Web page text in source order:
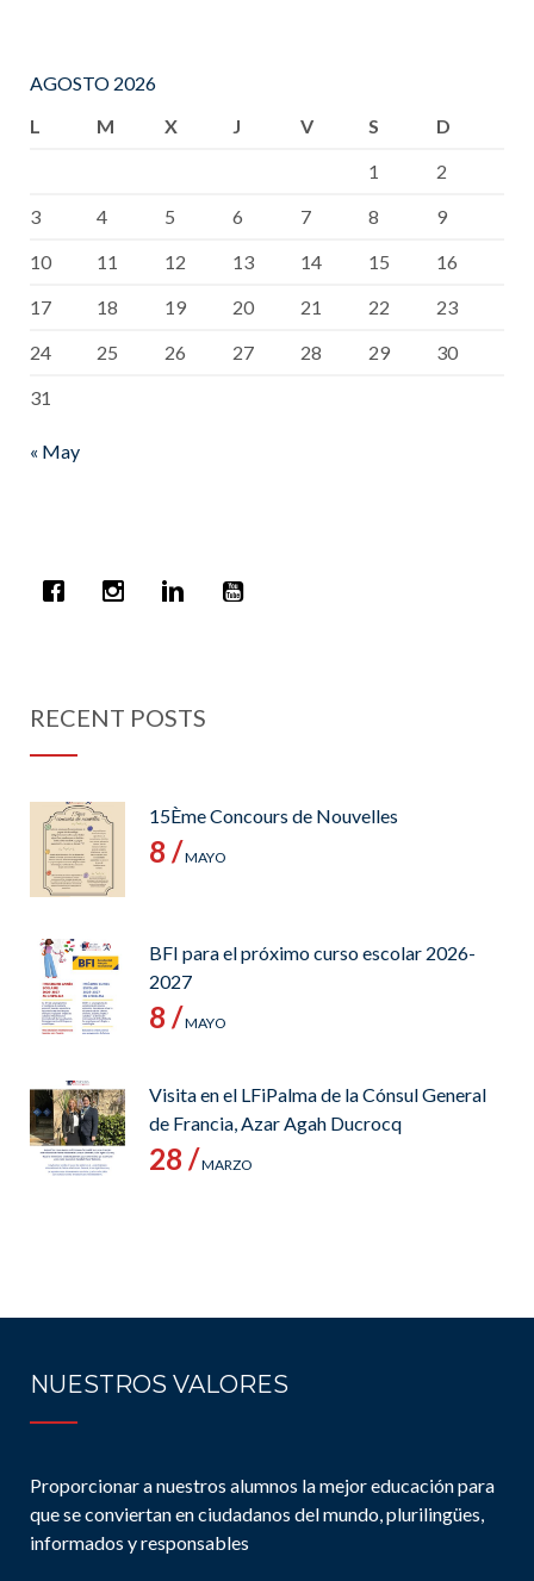
AGOSTO 2026
L
M X J V S
D
1
2
3
4 5 6 7 8
9
10
11 12 13 14 15
16
17
18 19 20 21 22
23
24
25 26 27 28 29
30
31
« May
RECENT POSTS
15Ème Concours de Nouvelles
8 /MAYO
BFI para el próximo curso escolar 2026-
2027
8 /MAYO
Visita en el LFiPalma de la Cónsul General
de Francia, Azar Agah Ducrocq
28 /MARZO
NUESTROS VALORES
Proporcionar a nuestros alumnos la mejor educación para
que se conviertan en ciudadanos del mundo, plurilingües,
informados y responsables